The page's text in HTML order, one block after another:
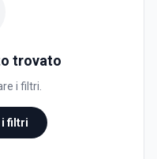
trovato
i filtri.
i filtri